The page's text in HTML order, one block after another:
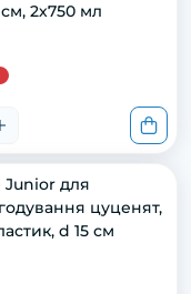
см, 2х750 мл
Junior для
цуценят,
d 15 см